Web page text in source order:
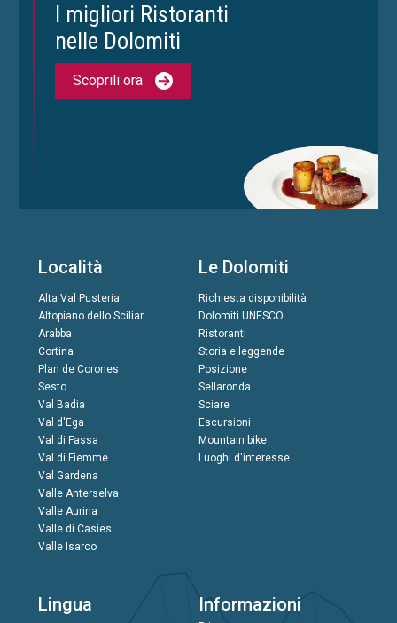
I migliori Ristoranti
nelle Dolomiti
Scoprili ora
Località
Alta Val Pusteria
Altopiano dello Sciliar
Arabba
Cortina
Plan de Corones
Sesto
Val Badia
Val d'Ega
Val di Fassa
Val di Fiemme
Val Gardena
Valle Anterselva
Valle Aurina
Valle di Casies
Valle Isarco
Le Dolomiti
Richiesta disponibilità
Dolomiti UNESCO
Ristoranti
Storia e leggende
Posizione
Sellaronda
Sciare
Escursioni
Mountain bike
Luoghi d'interesse
Lingua Informazioni